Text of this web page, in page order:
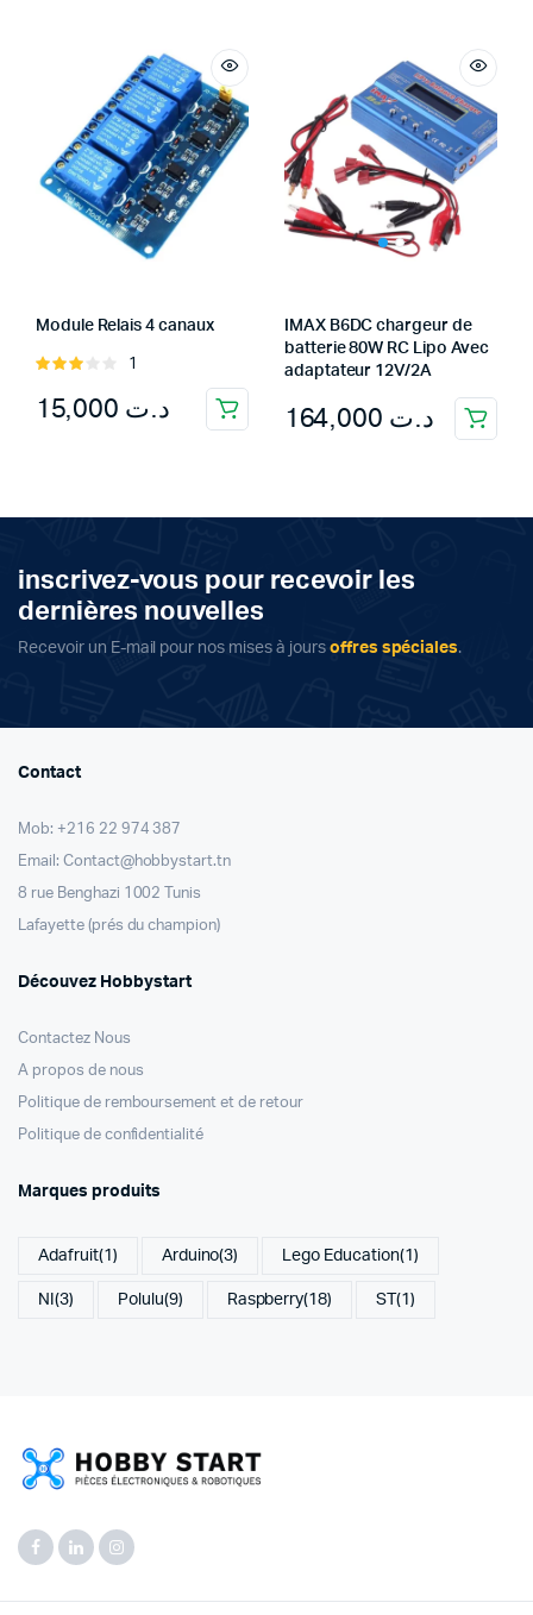
Module Relais 4 canaux
Rated
out of
1
د.ت
IMAX B6DC chargeur de
batterie 80W RC Lipo Avec
adaptateur 12V/2A
د.ت
inscrivez-vous pour recevoir les
dernières nouvelles
Recevoir un E-mail pour nos mises à jours offres spéciales.
Contact
Mob: +216 22 974 387
Email: Contact@hobbystart.tn
8 rue Benghazi 1002 Tunis
Lafayette (prés du champion)
Découvez Hobbystart
Contactez Nous
A propos de nous
Politique de remboursement et de retour
Politique de confidentialité
Marques produits
Adafruit(1) Arduino(3) Lego Education(1)
NI (3) Polulu(9) Raspberry(18) ST(1)